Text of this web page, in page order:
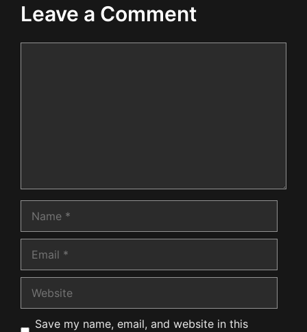
Leave a Comment
Save my name, email, and website in this